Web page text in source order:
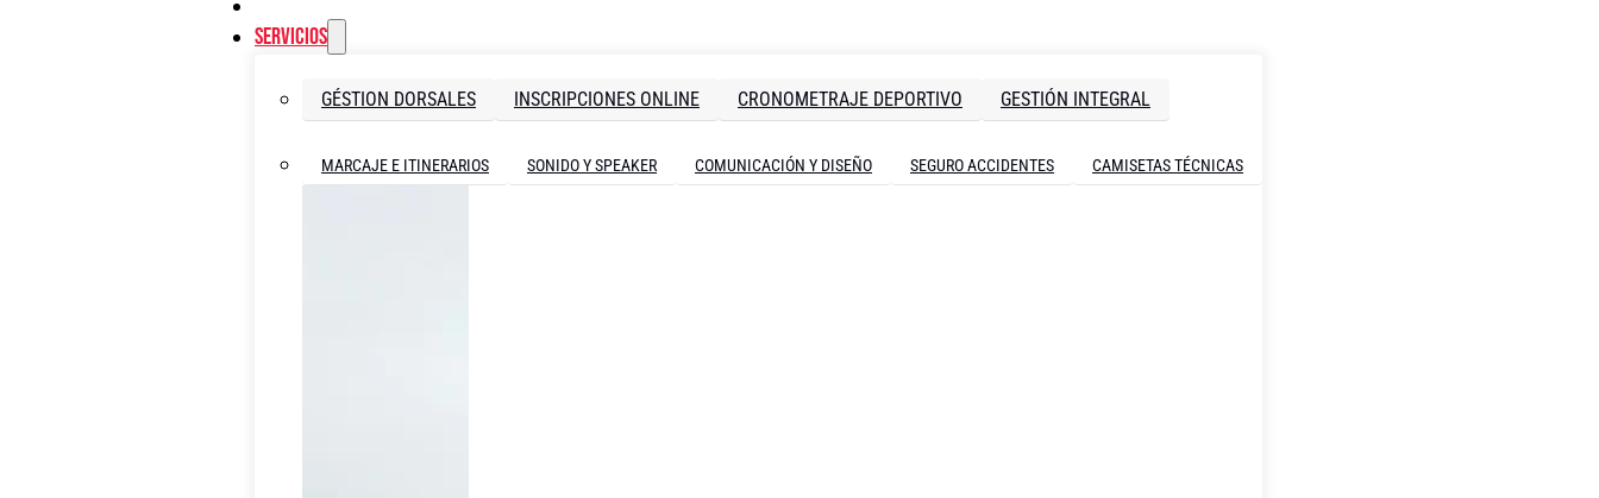
Servicios
GÉSTION DORSALES INSCRIPCIONES ONLINE CRONOMETRAJE DEPORTIVO GESTIÓN INTEGRAL
MARCAJE E ITINERARIOS SONIDO Y SPEAKER COMUNICACIÓN Y DISEÑO SEGURO ACCIDENTES CAMISETAS TÉCNICAS